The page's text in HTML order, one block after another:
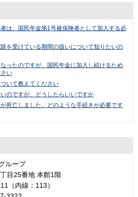
は、国民年金第1号被保険者として加入する必
を受けている期間の扱いについて知りたいの
ったのですが、国民年金に加入し続けるため
い
いて教えてください
のですが、どうしたらいいですか
死亡しました。どのような手続きが必要です
ループ
目25番地 本館1階
（内線：113）